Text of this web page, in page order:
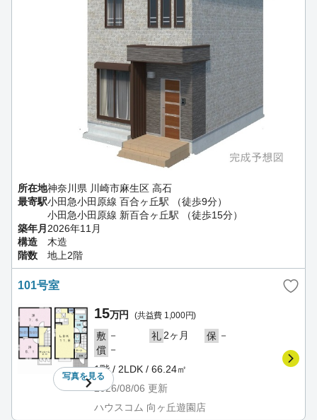
所在地神奈川県 川崎市麻生区 高石
最寄駅小田急小田原線 百合ヶ丘駅 （徒歩9分）
小田急小田原線 新百合ヶ丘駅 （徒歩15分）
築年月 2026年11月
構造
木造
階数
地上2階
101号室
写真を見る
15万円 (共益費 1,000円)
敷 － 礼 2ヶ月 保 －
償 －
1階 / 2LDK / 66.24㎡
2026/08/06 更新
ハウスコム 向ヶ丘遊園店